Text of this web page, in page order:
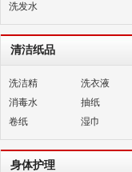
洗发水
清洁纸品
洗洁精
洗衣液
消毒水
抽纸
卷纸
湿巾
身体护理